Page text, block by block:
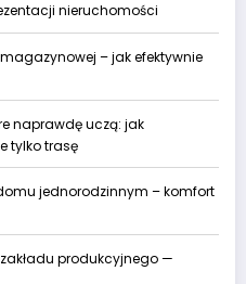
nieruchomości
– jak efektywnie
naprawdę uczą: jak
tylko trasę
jednorodzinnym – komfort
produkcyjnego —